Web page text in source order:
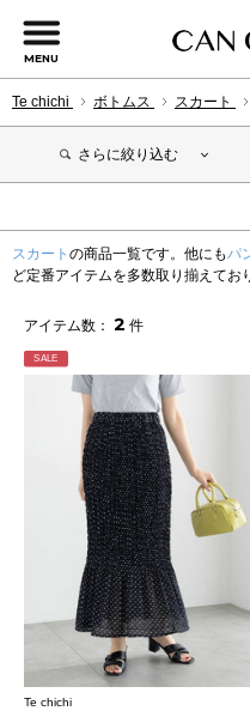
MENU
Te chichi ボトムス スカート
さらに絞り込む
スカート の商品一覧です。他にもパ
ど定番アイテムを多数取り揃えてお
アイテム数： 2 件
SALE
Te chichi